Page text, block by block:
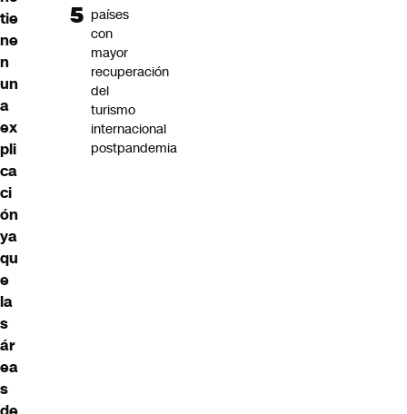
tie
ne
n
un
a
ex
pli
ca
ci
ón
ya
qu
e
la
s
ár
ea
s
países
con
mayor
recuperación
del
turismo
internacional
postpandemia